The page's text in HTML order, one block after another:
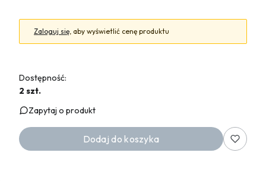
Zaloguj się, aby wyświetlić cenę produktu
Dostępność:
2 szt.
Zapytaj o produkt
Dodaj do koszyka